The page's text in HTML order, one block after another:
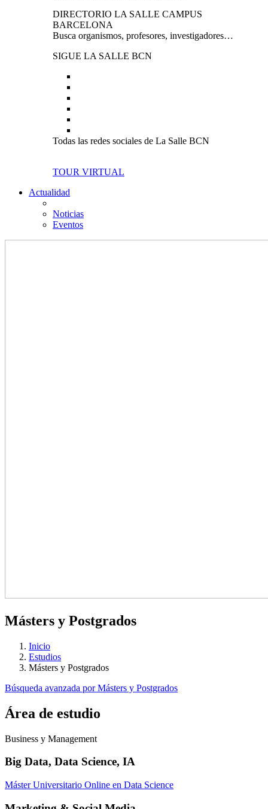
DIRECTORIO LA SALLE CAMPUS
BARCELONA
Busca organismos, profesores, investigadores…
SIGUE LA SALLE BCN
Todas las redes sociales de La Salle BCN
TOUR VIRTUAL
Actualidad
Noticias
Eventos
Másters y Postgrados
Inicio
Estudios
Másters y Postgrados
Búsqueda avanzada por Másters y Postgrados
Área de estudio
Business y Management
Big Data, Data Science, IA
Máster Universitario Online en Data Science